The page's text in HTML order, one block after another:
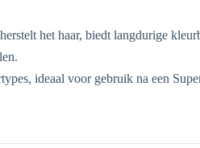
het haar, biedt langdurige
ideaal voor gebruik na een